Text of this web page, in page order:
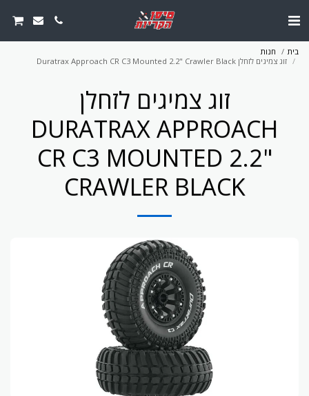
בית
חנות
זוג צמיגים לזחלן Duratrax Approach CR C3 Mounted 2.2" Crawler Black
זוג צמיגים לזחלן
DURATRAX APPROACH
CR C3 MOUNTED 2.2"
CRAWLER BLACK